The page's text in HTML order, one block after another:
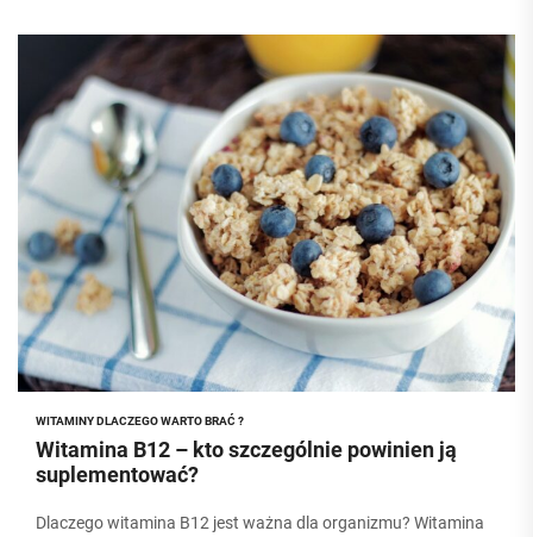
WITAMINY DLACZEGO WARTO BRAĆ ?
Witamina B12 – kto szczególnie powinien ją
suplementować?
Dlaczego witamina B12 jest ważna dla organizmu? Witamina